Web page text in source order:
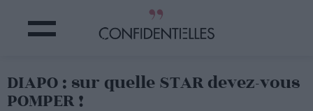
DIAPO : sur quelle STAR devez-vous
POMPER !